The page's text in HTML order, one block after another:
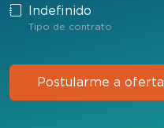
Indefinido
Tipo de contrato
Postularme a oferta